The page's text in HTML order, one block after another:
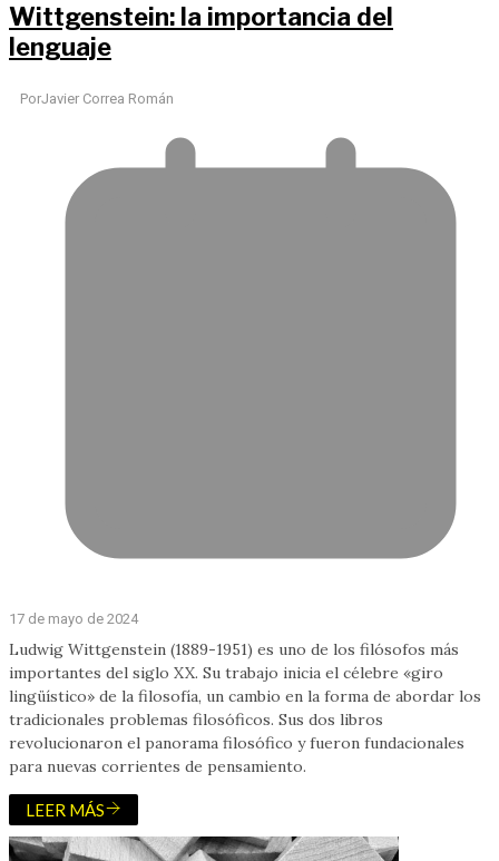
Wittgenstein: la importancia del
lenguaje
PorJavier Correa Román
17 de mayo de 2024
Ludwig Wittgenstein (1889-1951) es uno de los filósofos más
importantes del siglo XX. Su trabajo inicia el célebre «giro
lingüístico» de la filosofía, un cambio en la forma de abordar los
tradicionales problemas filosóficos. Sus dos libros
revolucionaron el panorama filosófico y fueron fundacionales
para nuevas corrientes de pensamiento.
LEER MÁS